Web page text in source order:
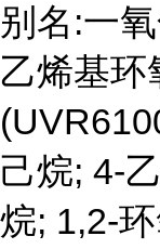
别名:一
乙烯基环
己烷; 4-
烷; 1,2-